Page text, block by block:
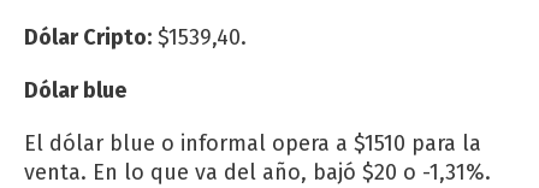
Dólar Cripto: $1539,40.
Dólar blue
El dólar blue o informal opera a $1510 para la
venta. En lo que va del año, bajó $20 o -1,31%.